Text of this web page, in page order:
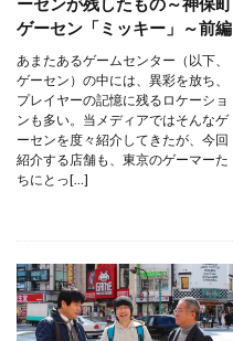
ゲーセン「ミッキー」～前編
あまたあるゲームセンター（以下、
ゲーセン）の中には、異彩を放ち、
プレイヤーの記憶に残るロケーショ
ンも多い。当メディアではそんなゲ
ーセンを度々紹介してきたが、今回
紹介する店舗も、東京のゲーマーた
ちにとっ[…]